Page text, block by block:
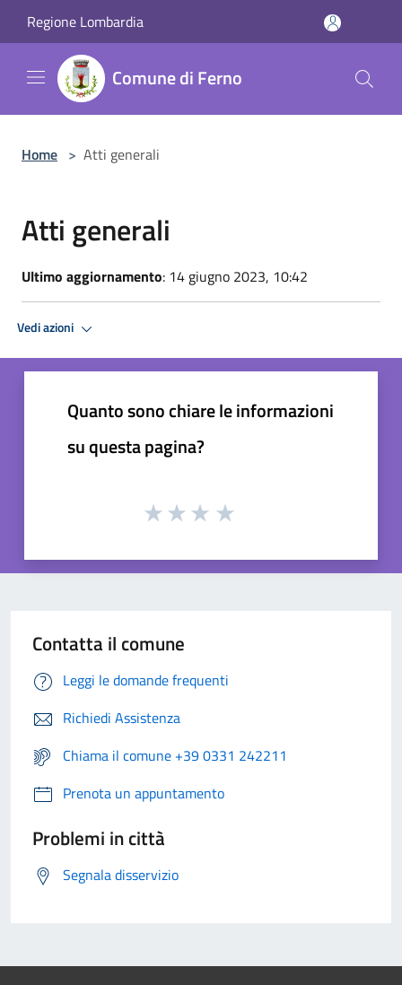
Regione Lombardia
Comune di Ferno
Home > Atti generali
Atti generali
Ultimo aggiornamento: 14 giugno 2023, 10:42
Vedi azioni
Quanto sono chiare le informazioni
su questa pagina?
Contatta il comune
Leggi le domande frequenti
Richiedi Assistenza
Chiama il comune +39 0331 242211
Prenota un appuntamento
Problemi in città
Segnala disservizio